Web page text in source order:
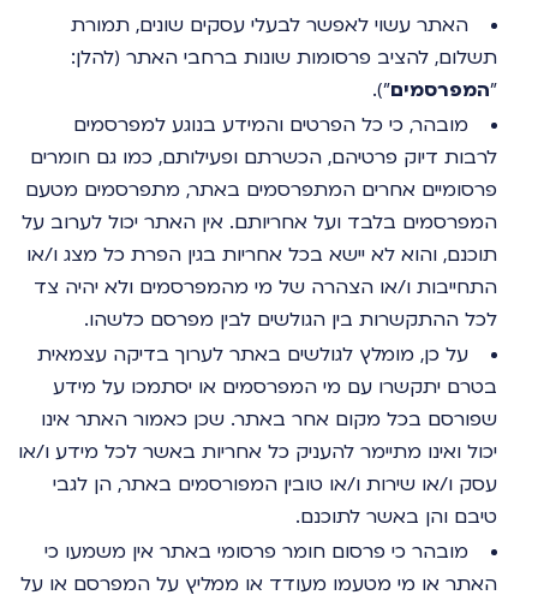
האתר עשוי לאפשר לבעלי עסקים שונים, תמורת
תשלום, להציב פרסומות שונות ברחבי האתר (להלן:
"המפרסמים").
מובהר, כי כל הפרטים והמידע בנוגע למפרסמים
לרבות דיוק פרטיהם, הכשרתם ופעילותם, כמו גם חומרים
פרסומיים אחרים המתפרסמים באתר, מתפרסמים מטעם
המפרסמים בלבד ועל אחריותם. אין האתר יכול לערוב על
תוכנם, והוא לא יישא בכל אחריות בגין הפרת כל מצג ו/או
התחייבות ו/או הצהרה של מי מהמפרסמים ולא יהיה צד
לכל ההתקשרות בין הגולשים לבין מפרסם כלשהו.
על כן, מומלץ לגולשים באתר לערוך בדיקה עצמאית
בטרם יתקשרו עם מי המפרסמים או יסתמכו על מידע
שפורסם בכל מקום אחר באתר. שכן כאמור האתר אינו
יכול ואינו מתיימר להעניק כל אחריות באשר לכל מידע ו/או
עסק ו/או שירות ו/או טובין המפורסמים באתר, הן לגבי
טיבם והן באשר לתוכנם.
מובהר כי פרסום חומר פרסומי באתר אין משמעו כי
האתר או מי מטעמו מעודד או ממליץ על המפרסם או על